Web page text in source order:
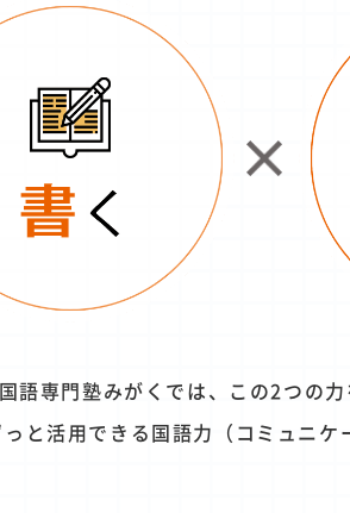
語専門塾みがくでは、この2つの
と活用できる国語力（コミュニケ